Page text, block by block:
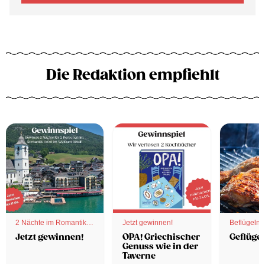
Die Redaktion empfiehlt
2 Nächte im Romantik
Hotel
Jetzt gewinnen!
Jetzt gewinnen!
OPA! Griechischer
Genuss wie in der
Taverne